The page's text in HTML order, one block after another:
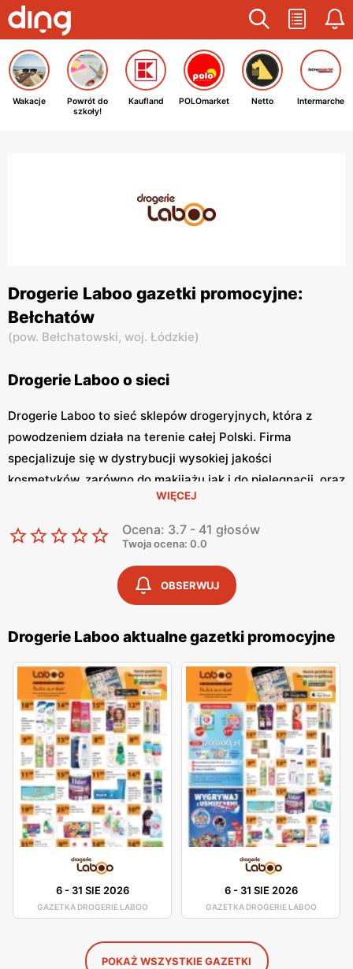
Wakacje
Powrót do
szkoły!
Kaufland POLOmarket Netto Intermarche
Drogerie Laboo gazetki promocyjne:
Bełchatów
(pow. Bełchatowski, woj. Łódzkie)
Drogerie Laboo o sieci
Drogerie Laboo to sieć sklepów drogeryjnych, która z
powodzeniem działa na terenie całej Polski. Firma
specjalizuje się w dystrybucji wysokiej jakości
kosmetyków, zarówno do makijażu jak i do pielęgnacji, oraz
artykułów chemicznych. Sklepy Drogerie Laboo podzielone
są na trzy segmenty, każdy z nich adresowany do innej
grupy odbiorców: Drogerie Laboo, które skupiają się na
szerokiej ofercie kosmetycznej; Drogerie Laboo Partner,
będące mniejszymi placówkami zlokalizowanymi w małych
miejscowościach oraz przy osiedlach mieszkaniowych;
oraz Drogerie Laboo Strefa, które charakteryzują się
rozbudowaną ofertą artykułów chemicznych.
WIĘCEJ
Ocena: 3.7 - 41 głosów
Twoja ocena: 0.0
OBSERWUJ
Drogerie Laboo aktualne gazetki promocyjne
6- 31 SIE 2026
GAZETKA DROGERIE LABOO
6- 31 SIE 2026
GAZETKA DROGERIE LABOO
POKAŻ WSZYSTKIE GAZETKI